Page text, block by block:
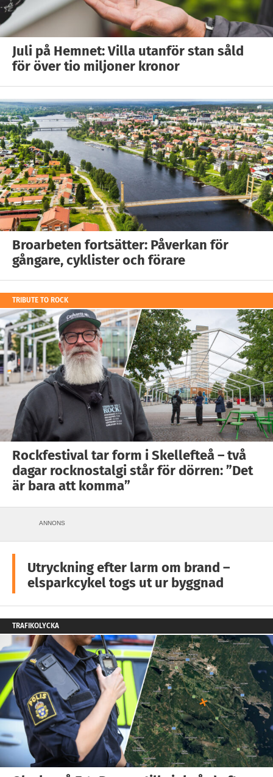
Juli på Hemnet: Villa utanför stan såld
för över tio miljoner kronor
Broarbeten fortsätter: Påverkan för
gångare, cyklister och förare
TRIBUTE TO ROCK
Rockfestival tar form i Skellefteå – två
dagar rocknostalgi står för dörren: ”Det
är bara att komma”
ANNONS
Utryckning efter larm om brand –
elsparkcykel togs ut ur byggnad
TRAFIKOLYCKA